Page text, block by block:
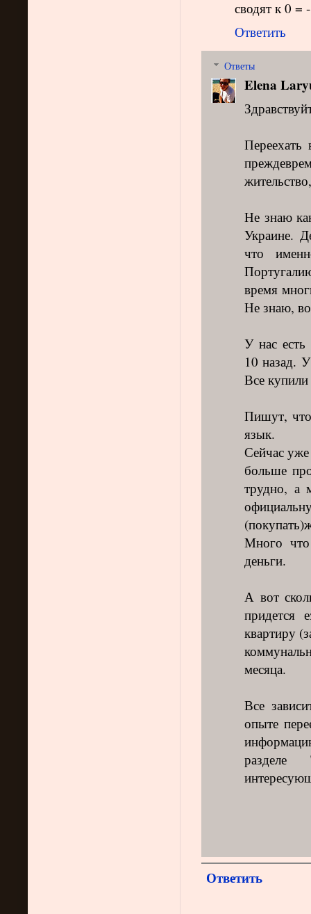
сводят к 0 =
Ответить
Ответы
Elena
Не знаю
Украине.
что
время
Не знаю,
У нас
10 назад.
Все
Пишут,
язык.
Сейчас уже
больше
трудно, а
Много
деньги.
А вот
придется
квартиру
месяца.
Все
опыте
разделе
Ответить